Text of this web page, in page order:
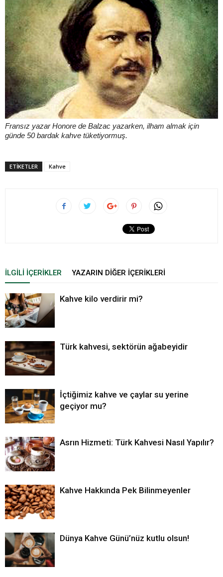
Fransız yazar Honore de Balzac yazarken, ilham almak için
günde 50 bardak kahve tüketiyormuş.
ETIKETLER Kahve
İLGILI İÇERIKLER YAZARIN DIĞER İÇERIKLERI
Kahve kilo verdirir mi?
Türk kahvesi, sektörün ağabeyidir
İçtiğimiz kahve ve çaylar su yerine
geçiyor mu?
Asrın Hizmeti: Türk Kahvesi Nasıl Yapılır?
Kahve Hakkında Pek Bilinmeyenler
Dünya Kahve Günü’nüz kutlu olsun!